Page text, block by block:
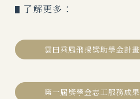
了解更多：
雲田乘風飛揚獎助學金計畫
第一屆獎學金志工服務成果